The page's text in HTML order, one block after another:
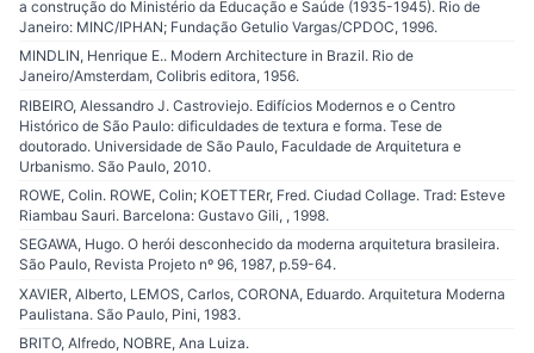
a construção do Ministério da Educação e Saúde (1935-1945). Rio de
Janeiro: MINC/IPHAN; Fundação Getulio Vargas/CPDOC, 1996.
MINDLIN, Henrique E.. Modern Architecture in Brazil. Rio de
Janeiro/Amsterdam, Colibris editora, 1956.
RIBEIRO, Alessandro J. Castroviejo. Edifícios Modernos e o Centro
Histórico de São Paulo: dificuldades de textura e forma. Tese de
doutorado. Universidade de São Paulo, Faculdade de Arquitetura e
Urbanismo. São Paulo, 2010.
ROWE, Colin. ROWE, Colin; KOETTERr, Fred. Ciudad Collage. Trad: Esteve
Riambau Sauri. Barcelona: Gustavo Gili, , 1998.
SEGAWA, Hugo. O herói desconhecido da moderna arquitetura brasileira.
São Paulo, Revista Projeto nº 96, 1987, p.59-64.
XAVIER, Alberto, LEMOS, Carlos, CORONA, Eduardo. Arquitetura Moderna
Paulistana. São Paulo, Pini, 1983.
BRITO, Alfredo, NOBRE, Ana Luiza.